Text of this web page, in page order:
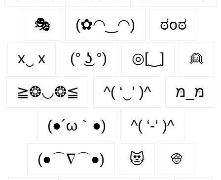
🎭 (✿◠‿◠) ಠoಠ
x‿ х (° ͜ʖ °) ◎[‿] 👱
≧❂◡❂≦ ^( ‘‿’ )^ מּ_מּ
(●´ω｀●) ^( ‘-‘ )^
(●⌒∇⌒●) 😻 👳